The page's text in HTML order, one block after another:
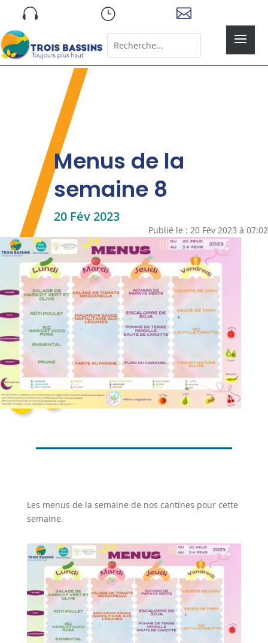
 } 
for...
Menus de la
semaine 8
20 Fév 2023
Publié le : 20 Fév 2023 à 07:02
Les menus de la semaine de nos cantines pour cette
semaine.